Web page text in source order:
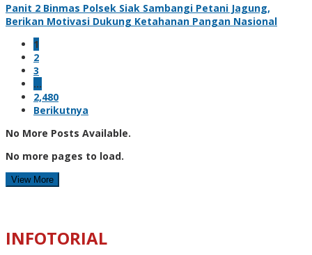
Panit 2 Binmas Polsek Siak Sambangi Petani Jagung,
Berikan Motivasi Dukung Ketahanan Pangan Nasional
1
2
3
…
2,480
Berikutnya
No More Posts Available.
No more pages to load.
View More
INFOTORIAL